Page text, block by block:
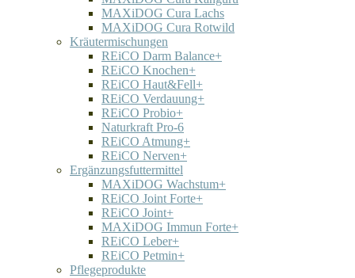
MAXiDOG Cura Lachs
MAXiDOG Cura Rotwild
Kräutermischungen
REiCO Darm Balance+
REiCO Knochen+
REiCO Haut&Fell+
REiCO Verdauung+
REiCO Probio+
Naturkraft Pro-6
REiCO Atmung+
REiCO Nerven+
Ergänzungsfuttermittel
MAXiDOG Wachstum+
REiCO Joint Forte+
REiCO Joint+
MAXiDOG Immun Forte+
REiCO Leber+
REiCO Petmin+
Pflegeprodukte